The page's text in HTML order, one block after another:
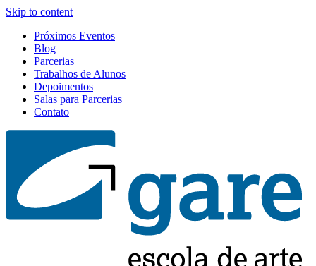
Skip to content
Próximos Eventos
Blog
Parcerias
Trabalhos de Alunos
Depoimentos
Salas para Parcerias
Contato